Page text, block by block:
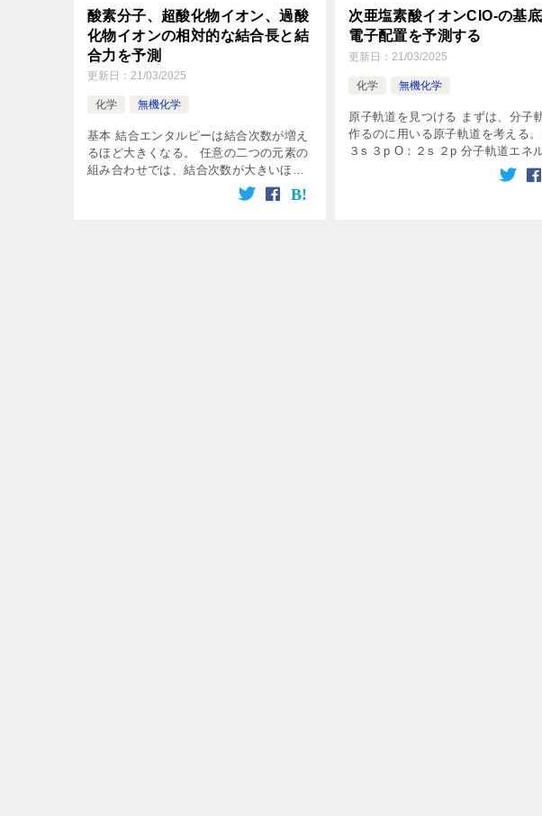
酸素分子、超酸化物イオン、過酸
化物イオンの相対的な結合長と結
合力を予測
更新日： 21/03/2025
化学 無機化学
基本 結合エンタルピーは結合次数が増え
るほど大きくなる。 任意の二つの元素の
組み合わせでは、結合次数が大きいほど
結合力が強く、結合長が短い。 結合次数
については、こちらの記事を先に確認し
次亜塩素酸イオンClO-の基
電子配置を予測する
更新日：21/03/2025
化学 無機化学
原子軌道を見つける まずは、分子
作るのに用いる原子軌道を考える。
３s ３p O：２s ２p 分子軌道エネ
準位 それぞれの原子軌道から、分
エネルギー準位図は次のように考